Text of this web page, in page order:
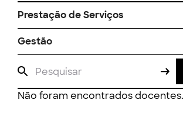
Prestação de Serviços
Gestão
Não foram encontrados docentes.